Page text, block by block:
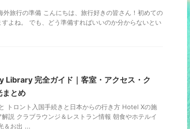
旅行の準備 こんにちは、旅行好きの皆さん！初めての
よね。 でも、どう準備すればいいのか分からないとい
完全ガイド｜客室・アクセス・ク
まとめ
トロント入国手続きと日本からの行き方 Hotel Xの施
説 クラブラウンジ＆レストラン情報 朝食やホテルイ
＆お出 ...